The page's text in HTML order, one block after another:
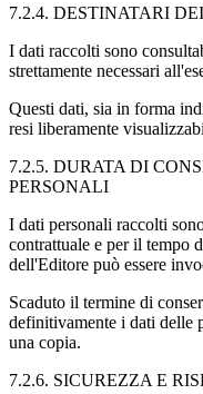
7.2.4. DESTINATARI
I dati raccolti sono
strettamente necessari
Questi dati, sia in forma
resi liberamente
7.2.5. DURATA DI
PERSONALI
I dati personali raccolti
contrattuale e per il tempo
dell'Editore può essere
Scaduto il termine di
definitivamente i dati delle
una copia.
7.2.6. SICUREZZA E